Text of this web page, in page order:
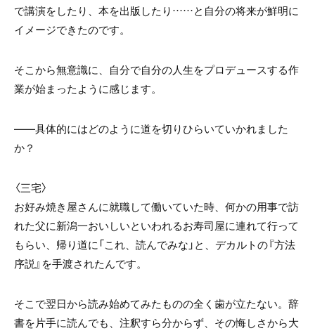
で講演をしたり、本を出版したり……と自分の将来が鮮明に
イメージできたのです。
そこから無意識に、自分で自分の人生をプロデュースする作
業が始まったように感じます。
――具体的にはどのように道を切りひらいていかれました
か？
〈三宅〉
お好み焼き屋さんに就職して働いていた時、何かの用事で訪
れた父に新潟一おいしいといわれるお寿司屋に連れて行って
もらい、帰り道に「これ、読んでみな」と、デカルトの『方法
序説』を手渡されたんです。
そこで翌日から読み始めてみたものの全く歯が立たない。辞
書を片手に読んでも、注釈すら分からず、その悔しさから大